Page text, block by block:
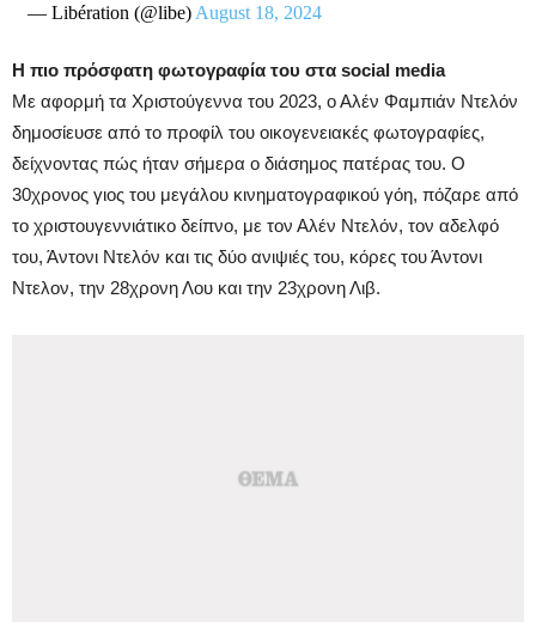
— Libération (@libe) August 18, 2024
Η πιο πρόσφατη φωτογραφία του στα social media
Με αφορμή τα Χριστούγεννα του 2023, ο Αλέν Φαμπιάν Ντελόν
δημοσίευσε από το προφίλ του οικογενειακές φωτογραφίες,
δείχνοντας πώς ήταν σήμερα ο διάσημος πατέρας του. Ο
30χρονος γιος του μεγάλου κινηματογραφικού γόη, πόζαρε από
το χριστουγεννιάτικο δείπνο, με τον Αλέν Ντελόν, τον αδελφό
του, Άντονι Ντελόν και τις δύο ανιψιές του, κόρες του Άντονι
Ντελον, την 28χρονη Λου και την 23χρονη Λιβ.